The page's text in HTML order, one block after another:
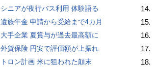
シニアが夜行バス利用 体験語る
遺族年金 申請から受給まで4カ月
大手企業 夏賞与が過去最高額に
外貨保険 円安で評価額が上振れ
トロン計画 米に狙われた顛末
14.
15.
16.
17.
18.